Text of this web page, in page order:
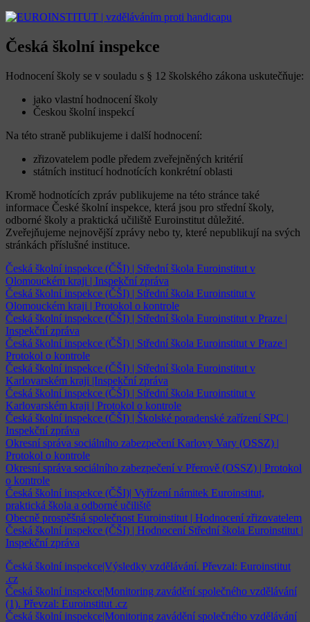
Česká školní inspekce
Hodnocení školy se v souladu s § 12 školského zákona uskutečňuje:
jako vlastní hodnocení školy
Českou školní inspekcí
Na této straně publikujeme i další hodnocení:
zřizovatelem podle předem zveřejněných kritérií
státních institucí hodnotících konkrétní oblasti
Kromě hodnotících zpráv publikujeme na této stránce také
informace České školní inspekce, která jsou pro střední školy,
odborné školy a praktická učiliště Euroinstitut důležité.
Zveřejňujeme nejnovější zprávy nebo ty, které nepublikují na svých
stránkách příslušné instituce.
Česká školní inspekce (ČŠI) | Střední škola Euroinstitut v
Olomouckém kraji | Inspekční zpráva
Česká školní inspekce (ČŠI) | Střední škola Euroinstitut v
Olomouckém kraji | Protokol o kontrole
Česká školní inspekce (ČŠI) | Střední škola Euroinstitut v Praze |
Inspekční zpráva
Česká školní inspekce (ČŠI) | Střední škola Euroinstitut v Praze |
Protokol o kontrole
Česká školní inspekce (ČŠI) | Střední škola Euroinstitut v
Karlovarském kraji |Inspekční zpráva
Česká školní inspekce (ČŠI) | Střední škola Euroinstitut v
Karlovarském kraji | Protokol o kontrole
Česká školní inspekce (ČŠI) | Školské poradenské zařízení SPC |
Inspekční zpráva
Okresní správa sociálního zabezpečení Karlovy Vary (OSSZ) |
Protokol o kontrole
Okresní správa sociálního zabezpečení v Přerově (OSSZ) | Protokol
o kontrole
Česká školní inspekce (ČŠI)| Vyřízení námitek Euroinstitut,
praktická škola a odborné učiliště
Obecně prospěšná společnost Euroinstitut | Hodnocení zřizovatelem
Česká školní inspekce (ČŠI) | Hodnocení Střední škola Euroinstitut |
Inspekční zpráva
Česká školní inspekce|Výsledky vzdělávání. Převzal: Euroinstitut
.cz
Česká školní inspekce|Monitoring zavádění společného vzdělávání
(1). Převzal: Euroinstitut .cz
Česká školní inspekce|Monitoring zavádění společného vzdělávání